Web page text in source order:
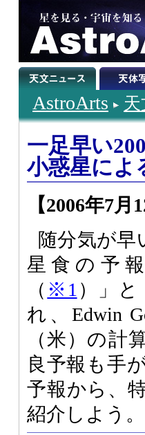
AstroArts
一足早い
小惑星によ
【2006年7
随分気が早
星食の予
（ ※1 ）」と
れ、Edwin
（米）の計
良予報も手
予報から、
紹介しよう。